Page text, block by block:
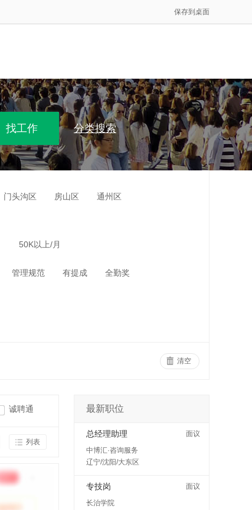
保存到桌面
分类搜索
门头沟区 房山区 通州区
50K以上/月
管理规范 有提成 全勤奖
清空
诚聘通
列表
最新职位
总经理助理
面议
中博汇·咨询服务
辽宁/沈阳/大东区
专技岗
面议
长治学院